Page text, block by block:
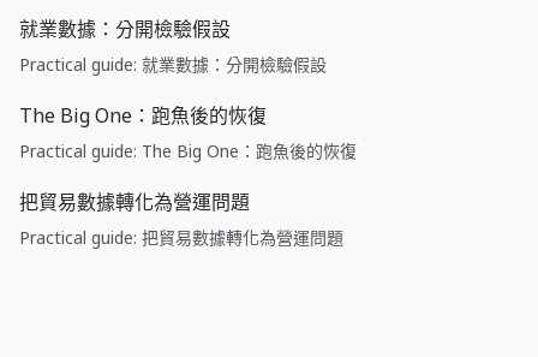
就業數據：分開檢驗假設
Practical guide: 就業數據：分開檢驗假設
The Big One：跑魚後的恢復
Practical guide: The Big One：跑魚後的恢復
把貿易數據轉化為營運問題
Practical guide: 把貿易數據轉化為營運問題